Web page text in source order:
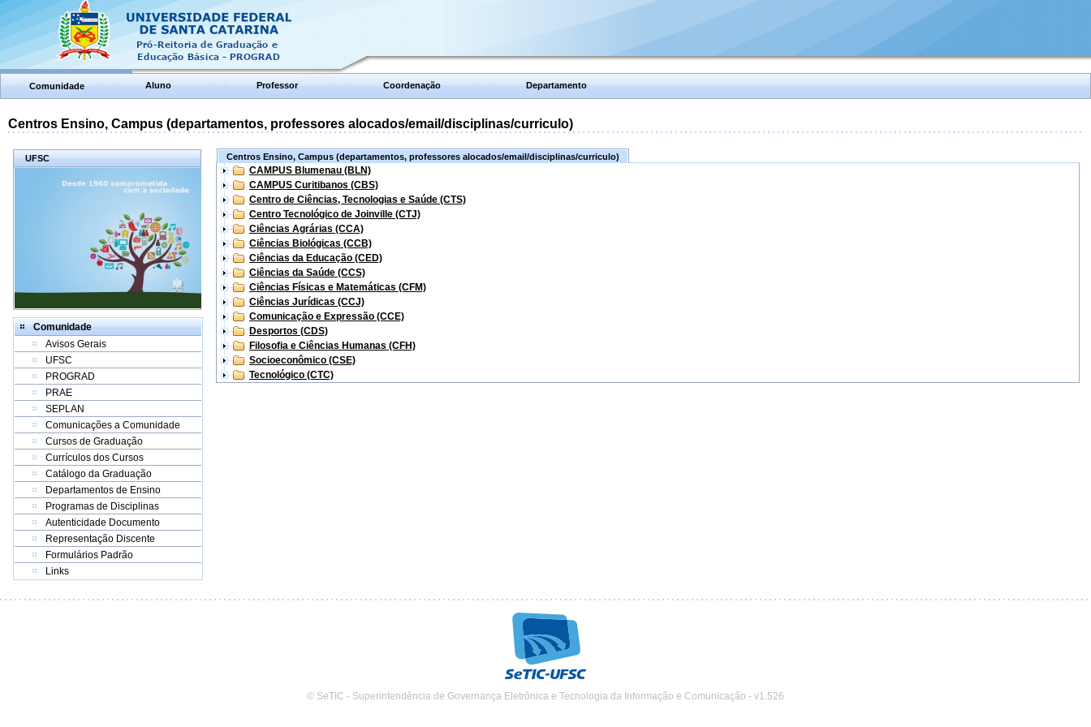
Comunidade Aluno Professor Coordenação Departamento
Centros Ensino, Campus (departamentos, professores alocados/email/disciplinas/curriculo)
UFSC
Comunidade
Avisos Gerais
UFSC
PROGRAD
PRAE
SEPLAN
Comunicações a Comunidade
Cursos de Graduação
Currículos dos Cursos
Catálogo da Graduação
Departamentos de Ensino
Programas de Disciplinas
Autenticidade Documento
Representação Discente
Formulários Padrão
Links
Centros Ensino, Campus (departamentos, professores alocados/email/disciplinas/curriculo)
CAMPUS Blumenau (BLN)
CAMPUS Curitibanos (CBS)
Centro de Ciências, Tecnologias e Saúde (CTS)
Centro Tecnológico de Joinville (CTJ)
Ciências Agrárias (CCA)
Ciências Biológicas (CCB)
Ciências da Educação (CED)
Ciências da Saúde (CCS)
Ciências Físicas e Matemáticas (CFM)
Ciências Jurídicas (CCJ)
Comunicação e Expressão (CCE)
Desportos (CDS)
Filosofia e Ciências Humanas (CFH)
Socioeconômico (CSE)
Tecnológico (CTC)
© SeTIC - Superintendência de Governança Eletrônica e Tecnologia da Informação e Comunicação - v1.526